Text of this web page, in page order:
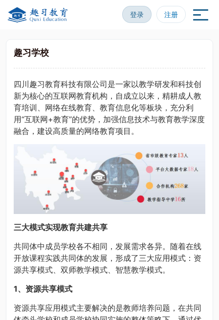
登录 注册
趣习学校
四川趣习教育科技有限公司是一家以教学研发和科技创
新为核心的互联网教育机构，自成立以来，精耕成人教
育培训、网络在线教育、教育信息化等板块，充分利
用“互联网+教育”的优势，加强信息技术与教育教学深度
融合，建设高质量的网络教育项目。
三大模式实现教育共建共享
共同体中成员学校各不相同，发展需求各异。随着在线
开放课程实践共同体的发展，形成了三大应用模式：资
源共享模式、双师教学模式、智慧教学模式。
1、资源共享模式
资源共享应用模式主要解决的是教师培养问题，在共同